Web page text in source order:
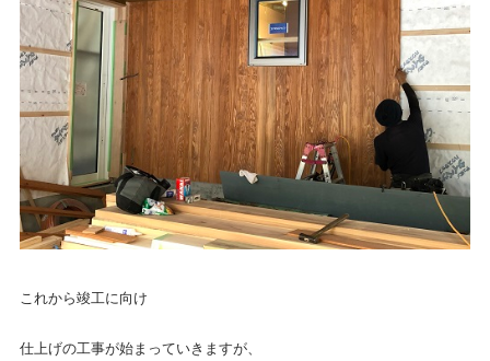
これから竣工に向け
仕上げの工事が始まっていきますが、